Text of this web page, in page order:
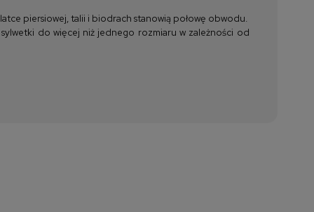
piersiowej, talii i biodrach stanowią połowę obwodu.
do więcej niż jednego rozmiaru w zależności od